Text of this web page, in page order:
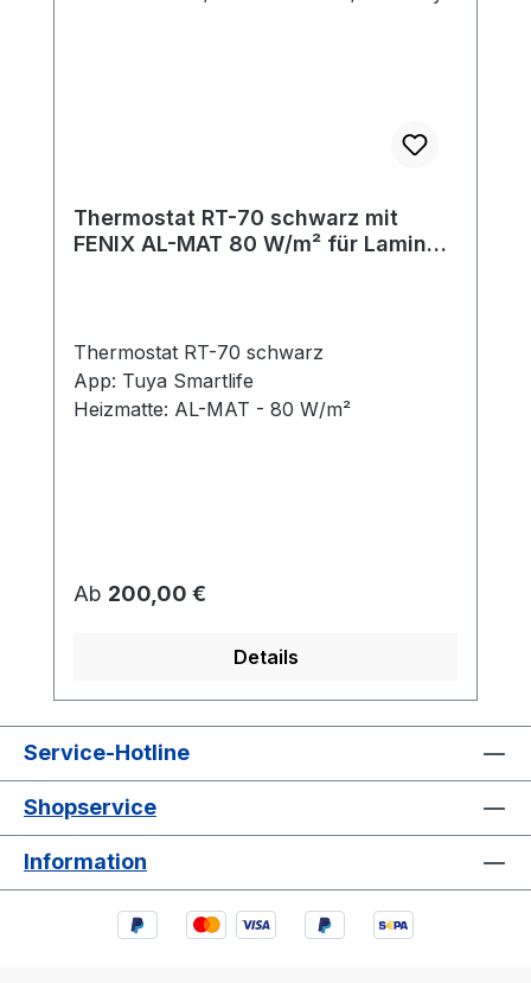
Thermostat RT-70 schwarz mit
FENIX AL-MAT 80 W/m² für Laminat
Thermostat RT-70 schwarz
App: Tuya Smartlife
Heizmatte: AL-MAT - 80 W/m²
Regulärer Preis:
Ab 200,00 €
Details
Service-Hotline
Shopservice
Information